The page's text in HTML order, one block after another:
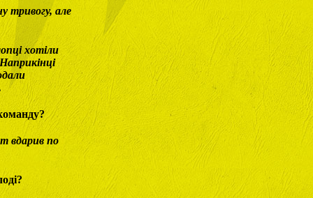
тривогу, але
хотіли
вдарив по